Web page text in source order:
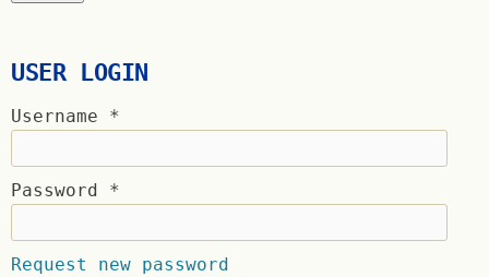
USER LOGIN
Username *
Password *
Request new password